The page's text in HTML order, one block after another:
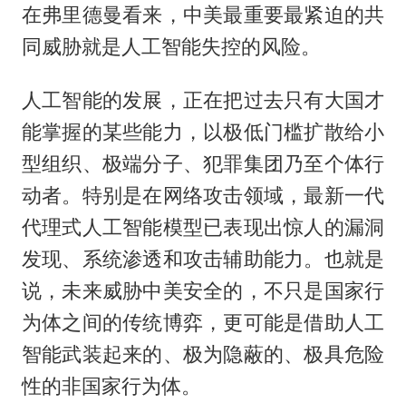
在弗里德曼看来，中美最重要最紧迫的共
同威胁就是人工智能失控的风险。
人工智能的发展，正在把过去只有大国才
能掌握的某些能力，以极低门槛扩散给小
型组织、极端分子、犯罪集团乃至个体行
动者。特别是在网络攻击领域，最新一代
代理式人工智能模型已表现出惊人的漏洞
发现、系统渗透和攻击辅助能力。也就是
说，未来威胁中美安全的，不只是国家行
为体之间的传统博弈，更可能是借助人工
智能武装起来的、极为隐蔽的、极具危险
性的非国家行为体。